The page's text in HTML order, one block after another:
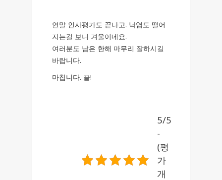
연말 인사평가도 끝나고. 낙엽도 떨어
지는걸 보니 겨울이네요.
여러분도 남은 한해 마무리 잘하시길
바랍니다.
마칩니다. 끝!
5/5
-
(평
가
개